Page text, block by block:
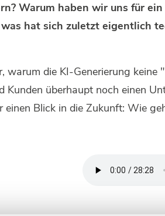
Warum haben wir uns für
hat sich zuletzt eigentlich
warum die KI-Generierung
Kunden überhaupt noch einen
Blick in die Zukunft: Wie